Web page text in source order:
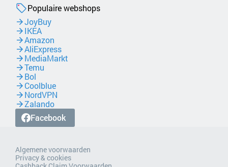
Populaire webshops
JoyBuy
IKEA
Amazon
AliExpress
MediaMarkt
Temu
Bol
Coolblue
NordVPN
Zalando
Facebook
Algemene voorwaarden
Privacy & cookies